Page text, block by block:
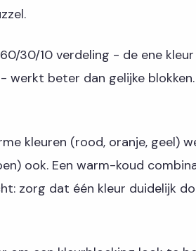
30/10 verdeling - de ene
beter dan gelijke
kleuren (rood, oranje, geel)
ook. Een warm-koud
zorg dat één kleur duidelijk